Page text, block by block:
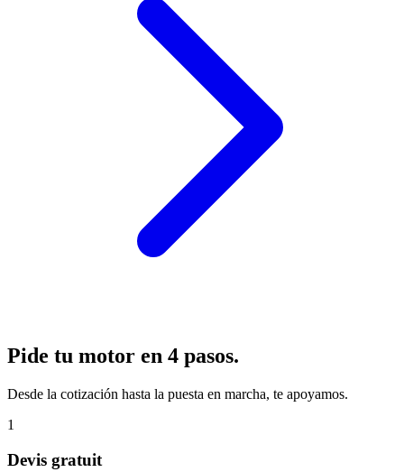
Pide tu motor en 4 pasos.
Desde la cotización hasta la puesta en marcha, te apoyamos.
1
Devis gratuit